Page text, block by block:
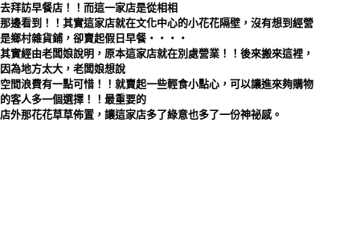
去拜訪早餐店！！而這一家店是從相相
那邊看到！！其實這家店就在文化中心的小花花隔壁，沒有想到經營
是鄉村雜貨鋪，卻賣起假日早餐‧‧‧‧
其實經由老闆娘說明，原本這家店就在別處營業！！後來搬來這裡，
因為地方太大，老闆娘想說
空間浪費有一點可惜！！就賣起一些輕食小點心，可以讓進來夠購物
的客人多一個選擇！！最重要的
店外那花花草草佈置，讓這家店多了綠意也多了一份神祕感。